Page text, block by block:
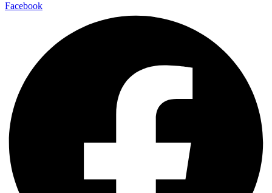
Facebook